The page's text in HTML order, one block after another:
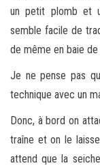
un petit plomb et
semble facile de
de même en baie de
Je ne pense pas
technique avec un
Donc, à bord on
traîne et on le
attend que la